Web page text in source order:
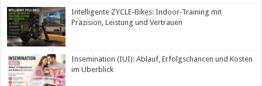
Intelligente ZYCLE-Bikes: Indoor-Training mit
Präzision, Leistung und Vertrauen
Insemination (IUI): Ablauf, Erfolgschancen und Kosten
im Überblick